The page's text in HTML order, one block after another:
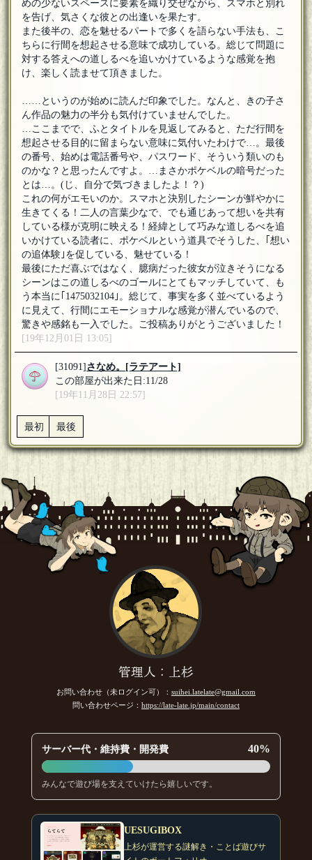
めの少ないスペースに要素を織り交ぜながら、スマホと別れ
を告げ、気さくな彼との出逢いを果たす。
また後半の、恋を魅せるパートで多くを語らない手法も、こ
ちらに行間を想起させる意味で成功している。総じて問題に
対する答えへの道しるべを追いかけているような感覚を抱
け、楽しく読ませて頂きました。
……というのが始めに読んだ印象でした。なんと、きの子さ
ん作品の魅力の半分も気付けていませんでした。
…ここまでで、ふとタイトルを見返してみると、ただ行間を
想起させる目的に留まらない意味に気付いたわけで…。最後
の番号、始めは電話番号や、パスワード、そういう類いのも
のかな？と思ったんですよ。…まさかポケベルの暗号だった
とは…。(じ、自分で気づきましたよ！？)
これの何がエモいのか。スマホと決別したシーンが鮮やかに
生きてくる！二人の言葉少なで、でも通じあって想いを共有
している様が克明に映える！経緯として巧みな道しるべを追
いかけている読者に、ポケベルという道具でそうした、｢想い
の追体験｣を促している、魅せている！
最後にただ喜ぶではなく、臆病だった彼女が泣きそうになる
シーンはこの道しるべのゴールにとてもマッチしていて、も
う本当に｢1475032104｣。総じて、事実を多く並べているよう
に見えて、行間にエモーショナルな感覚が潜んでいるので、
驚きや感銘も一入でした。ご投稿ありがとうございました！
[19年12月01日 13:05]
[31091]さなめ。 [ラテアート]
この部屋が出来た日:11/28
[19年11月28日 22:57]
最初 最後
管理人：上杉
お問い合わせ（未ログイン可）： suihei.latelate@gmail.com
問い合わせページ： https://late-late.jp/main/contact
サーバー代・維持費・開発費 40%
みんなで遊び場を支えていけたら嬉しいです。
UESUGIBOX
上杉が運営する謎解き・ことば遊びサ